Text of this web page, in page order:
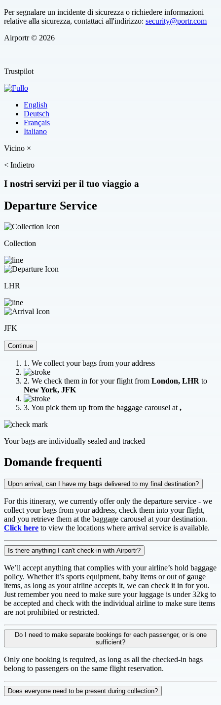
Per segnalare un incidente di sicurezza o richiedere informazioni
relative alla sicurezza, contattaci all'indirizzo: security@portr.com
Airportr © 2026
Trustpilot
English
Deutsch
Français
Italiano
Vicino ×
< Indietro
I nostri servizi per il tuo viaggio a
Departure Service
Collection
LHR
JFK
Continue
1. We collect your bags from your address
2. We check them in for your flight from London, LHR to
New York, JFK
3. You pick them up from the baggage carousel at ,
Your bags are individually sealed and tracked
Domande frequenti
Upon arrival, can I have my bags delivered to my final destination?
For this itinerary, we currently offer only the departure service - we
collect your bags from your address, check them into your flight,
and you retrieve them at the baggage carousel at your destination.
Click here to view the locations where arrival service is available.
Is there anything I can't check-in with Airportr?
We’ll accept anything that complies with your airline’s hold baggage
policy. Whether it’s sports equipment, baby items or out of gauge
items, as long as your airline accepts it, we can check it in for you.
Just remember you need to make sure your luggage is under 32kg to
be accepted and check with the individual airline to make sure items
are not prohibited or restricted.
Do I need to make separate bookings for each passenger, or is one
sufficient?
Only one booking is required, as long as all the checked-in bags
belong to passengers on the same flight reservation.
Does everyone need to be present during collection?